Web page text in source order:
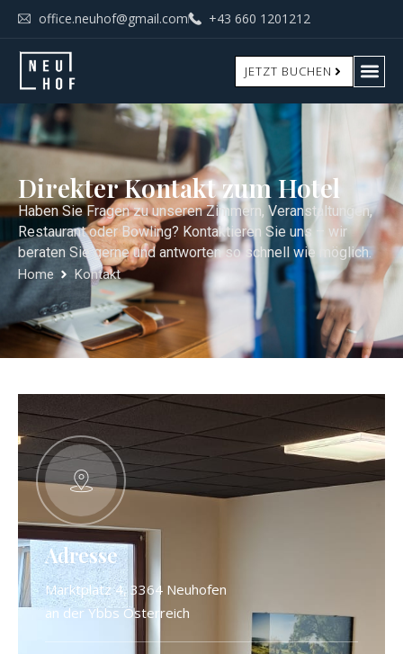
office.neuhof@gmail.com +43 660 1201212
JETZT BUCHEN
Direkter Kontakt zum Hotel
Haben Sie Fragen zu unseren Zimmern, Veranstaltungen,
Restaurant oder Bowling? Kontaktieren Sie uns – wir
beraten Sie gerne und antworten so schnell wie möglich.
Home Kontakt
Adresse
Marktplatz 4, 3364 Neuhofen
an der Ybbs Österreich